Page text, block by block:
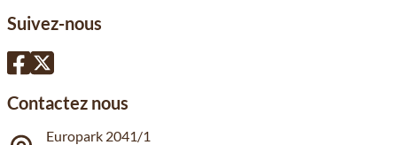
Suivez-nous
Contactez nous
Europark 2041/1